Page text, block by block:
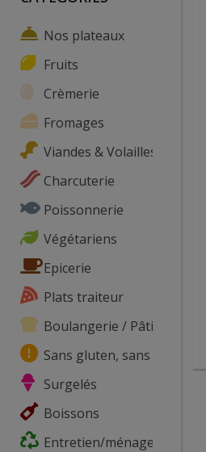
Nos plateaux
Fruits
Crèmerie
Fromages
Viandes & Volailles
Charcuterie
Poissonnerie
Végétariens
Epicerie
Plats traiteur
Boulangerie / Pâtisserie
Sans gluten, sans lactose, ...
Surgelés
Boissons
Entretien/ménage